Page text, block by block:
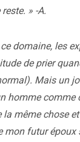
» -A.
domaine, les
de prier
Mais un
homme
même chose
futur époux